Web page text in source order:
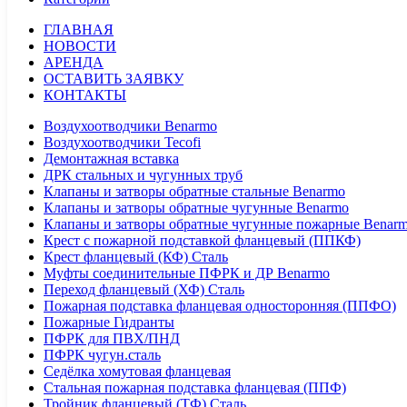
ГЛАВНАЯ
НОВОСТИ
АРЕНДА
ОСТАВИТЬ ЗАЯВКУ
КОНТАКТЫ
Воздухоотводчики Benarmo
Воздухоотводчики Tecofi
Демонтажная вставка
ДРК стальных и чугунных труб
Клапаны и затворы обратные стальные Benarmo
Клапаны и затворы обратные чугунные Benarmo
Клапаны и затворы обратные чугунные пожарные
Крест с пожарной подставкой фланцевый (ППКФ)
Крест фланцевый (КФ) Сталь
Муфты соединительные ПФРК и ДР Benarmo
Переход фланцевый (ХФ) Сталь
Пожарная подставка фланцевая односторонняя (ППФО)
Пожарные Гидранты
ПФРК для ПВХ/ПНД
ПФРК чугун.сталь
Седёлка хомутовая фланцевая
Стальная пожарная подставка фланцевая (ППФ)
Тройник фланцевый (ТФ) Сталь